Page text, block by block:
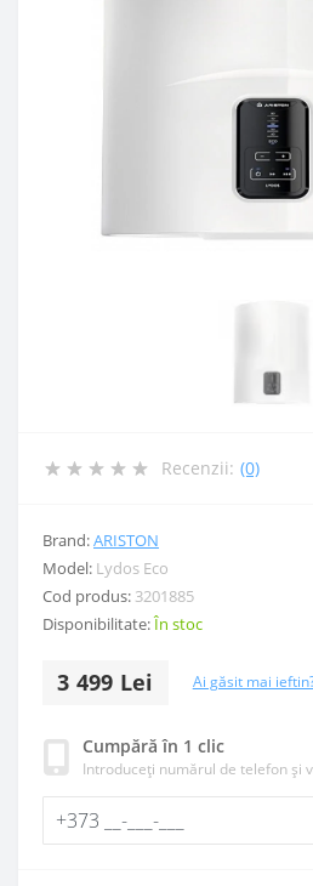
Recenzii: (0)
Brand:ARISTON
Model: Lydos Eco
Cod produs: 3201885
Disponibilitate:În stoc
3 499 Lei Ai găsit mai
Cumpără în 1 clic
Introduceți numărul de telefon și